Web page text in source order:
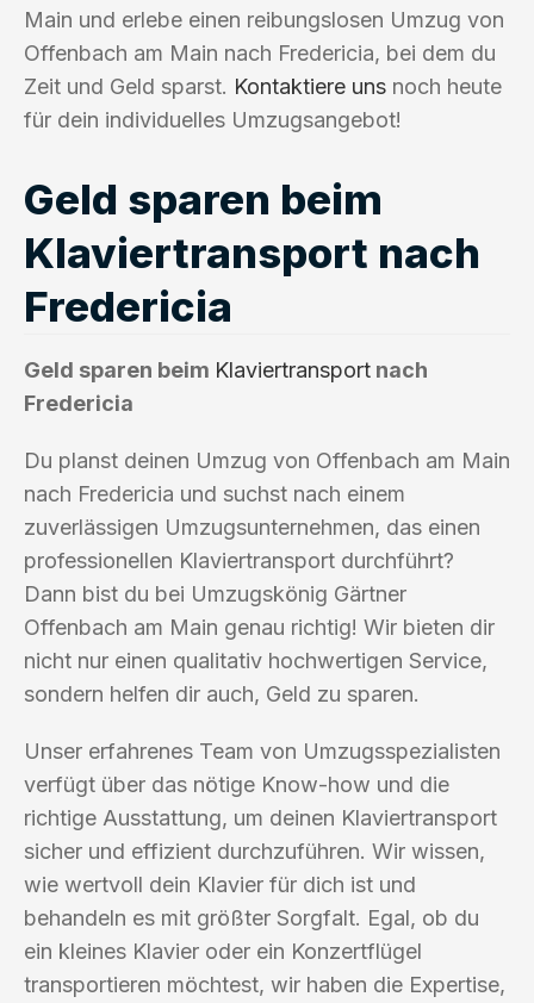
Main und erlebe einen reibungslosen Umzug von
Offenbach am Main nach Fredericia, bei dem du
Zeit und Geld sparst. Kontaktiere uns noch heute
für dein individuelles Umzugsangebot!
Geld sparen beim
Klaviertransport nach
Fredericia
Geld sparen beim Klaviertransport nach
Fredericia
Du planst deinen Umzug von Offenbach am Main
nach Fredericia und suchst nach einem
zuverlässigen Umzugsunternehmen, das einen
professionellen Klaviertransport durchführt?
Dann bist du bei Umzugskönig Gärtner
Offenbach am Main genau richtig! Wir bieten dir
nicht nur einen qualitativ hochwertigen Service,
sondern helfen dir auch, Geld zu sparen.
Unser erfahrenes Team von Umzugsspezialisten
verfügt über das nötige Know-how und die
richtige Ausstattung, um deinen Klaviertransport
sicher und effizient durchzuführen. Wir wissen,
wie wertvoll dein Klavier für dich ist und
behandeln es mit größter Sorgfalt. Egal, ob du
ein kleines Klavier oder ein Konzertflügel
transportieren möchtest, wir haben die Expertise,